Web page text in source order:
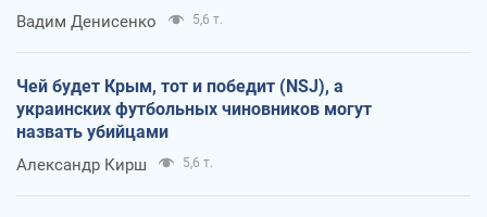
Вадим Денисенко 5,6 т.
Чей будет Крым, тот и победит (NSJ), а
украинских футбольных чиновников могут
назвать убийцами
Александр Кирш 5,6 т.